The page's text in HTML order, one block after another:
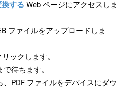
換する Web ページにアクセスしま
ファイルをアップロードしま
ックします。
待ちます。
PDF ファイルをデバイスにダウ